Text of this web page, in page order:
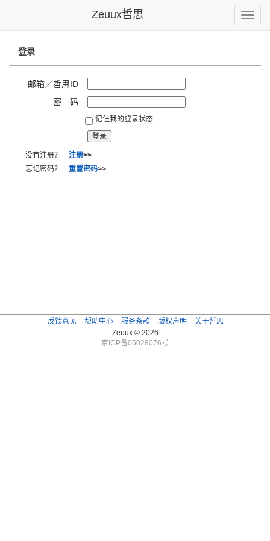
Toggle
Zeuux哲思
登录
邮箱／哲思ID
密 码
记住我的登录状态
没有注册？ 注册>>
忘记密码？ 重置密码>>
反馈意见 帮助中心 服务条款 版权声明
关于哲思
Zeuux © 2026
京ICP备05028076号